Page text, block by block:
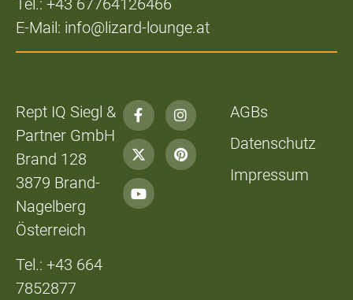
Tel.: +43 67764126466
E-Mail: info@lizard-lounge.at
Rept IQ Siegl &
Partner GmbH
Brand 128
3879 Brand-
Nagelberg
Österreich
Tel.: +43 664
7852877
AGBs
Datenschutz
Impressum